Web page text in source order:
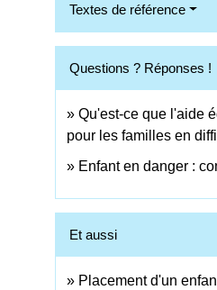
Textes de référence
Questions ? Réponses !
Qu'est-ce que l'aide
pour les familles en
Enfant en danger :
Et aussi
Placement d'un